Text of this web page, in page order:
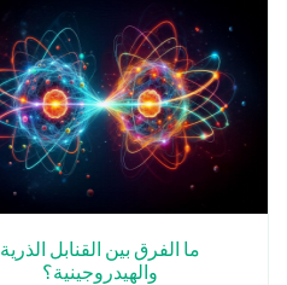
ما الفرق بين القنابل الذرية
والهيدروجينية؟